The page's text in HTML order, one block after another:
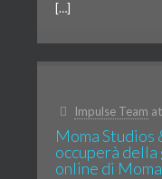
[…]
Impulse Team at
Moma Studios
occuperà
online di